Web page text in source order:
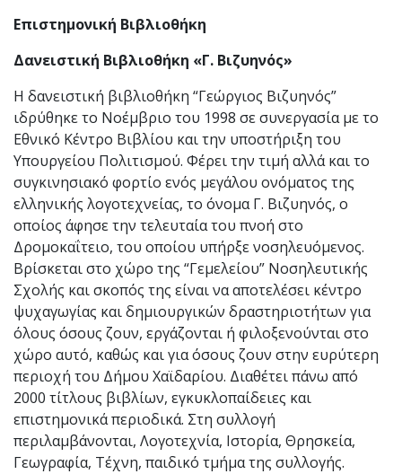
Επιστημονική Βιβλιοθήκη
Δανειστική Βιβλιοθήκη «Γ. Βιζυηνός»
Η δανειστική βιβλιοθήκη “Γεώργιος Βιζυηνός”
ιδρύθηκε το Νοέμβριο του 1998 σε συνεργασία με το
Εθνικό Κέντρο Βιβλίου και την υποστήριξη του
Υπουργείου Πολιτισμού. Φέρει την τιμή αλλά και το
συγκινησιακό φορτίο ενός μεγάλου ονόματος της
ελληνικής λογοτεχνείας, το όνομα Γ. Βιζυηνός, ο
οποίος άφησε την τελευταία του πνοή στο
Δρομοκαΐτειο, του οποίου υπήρξε νοσηλευόμενος.
Βρίσκεται στο χώρο της “Γεμελείου” Νοσηλευτικής
Σχολής και σκοπός της είναι να αποτελέσει κέντρο
ψυχαγωγίας και δημιουργικών δραστηριοτήτων για
όλους όσους ζουν, εργάζονται ή φιλοξενούνται στο
χώρο αυτό, καθώς και για όσους ζουν στην ευρύτερη
περιοχή του Δήμου Χαϊδαρίου. Διαθέτει πάνω από
2000 τίτλους βιβλίων, εγκυκλοπαίδειες και
επιστημονικά περιοδικά. Στη συλλογή
περιλαμβάνονται, Λογοτεχνία, Ιστορία, Θρησκεία,
Γεωγραφία, Τέχνη, παιδικό τμήμα της συλλογής.